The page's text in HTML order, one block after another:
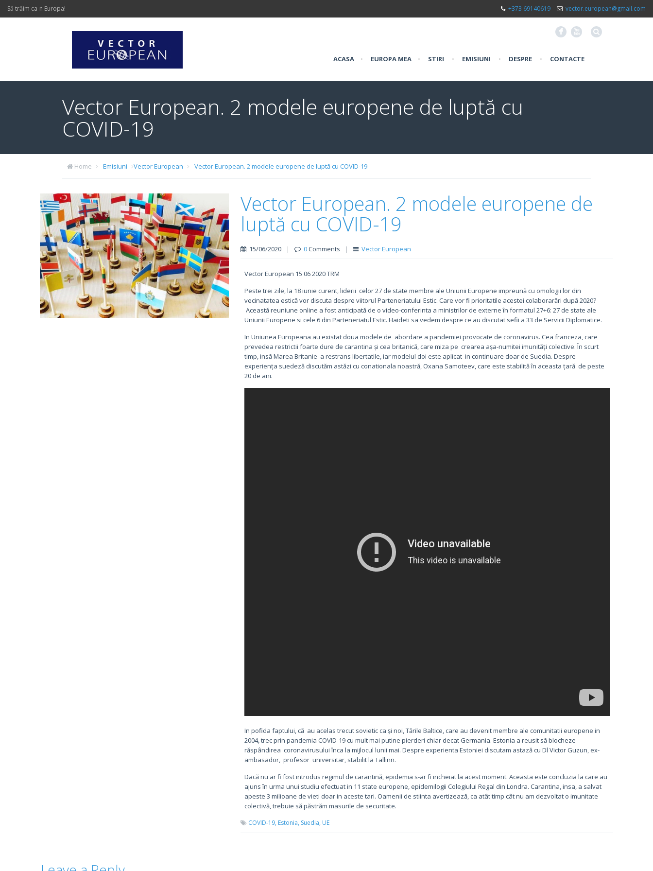
Să trăim ca-n Europa! +373 69140619 vector.european@gmail.com
F X
ACASA • EUROPA MEA • STIRI • EMISIUNI • DESPRE • CONTACTE
Vector European. 2 modele europene de luptă cu
COVID-19
Home Emisiuni Vector European Vector European. 2 modele europene de luptă cu COVID-19
Vector European. 2 modele europene de
luptă cu COVID-19
15/06/2020 | 0Comments | Vector European
Vector European 15 06 2020 TRM
Peste trei zile, la 18 iunie curent, liderii celor 27 de state membre ale Uniunii Europene impreună cu omologii lor din
vecinatatea estică vor discuta despre viitorul Parteneriatului Estic. Care vor fi prioritatile acestei colaborarări după 2020?
Această reuniune online a fost anticipată de o video-conferinta a ministrilor de externe în formatul 27+6: 27 de state ale
Uniunii Europene si cele 6 din Parteneriatul Estic. Haideti sa vedem despre ce au discutat sefii a 33 de Servicii Diplomatice.
In Uniunea Europeana au existat doua modele de abordare a pandemiei provocate de coronavirus. Cea franceza, care
prevedea restrictii foarte dure de carantina și cea britanică, care miza pe crearea așa-numitei imunități colective. În scurt
timp, insă Marea Britanie a restrans libertatile, iar modelul doi este aplicat in continuare doar de Suedia. Despre
experiența suedeză discutăm astăzi cu conationala noastră, Oxana Samoteev, care este stabilită în aceasta țară de peste
20 de ani.
In pofida faptului, că au acelas trecut sovietic ca și noi, Tările Baltice, care au devenit membre ale comunitatii europene in
2004, trec prin pandemia COVID-19 cu mult mai putine pierderi chiar decat Germania. Estonia a reusit să blocheze
răspândirea coronavirusului înca la mijlocul lunii mai. Despre experienta Estoniei discutam astază cu Dl Victor Guzun, ex-
ambasador, profesor universitar, stabilit la Tallinn.
Dacă nu ar fi fost introdus regimul de carantină, epidemia s-ar fi incheiat la acest moment. Aceasta este concluzia la care au
ajuns în urma unui studiu efectuat in 11 state europene, epidemilogii Colegiului Regal din Londra. Carantina, insa, a salvat
apeste 3 milioane de vieti doar in aceste tari. Oamenii de stiinta avertizează, ca atât timp cât nu am dezvoltat o imunitate
colectivă, trebuie să păstrăm masurile de securitate.
COVID-19, Estonia, Suedia, UE